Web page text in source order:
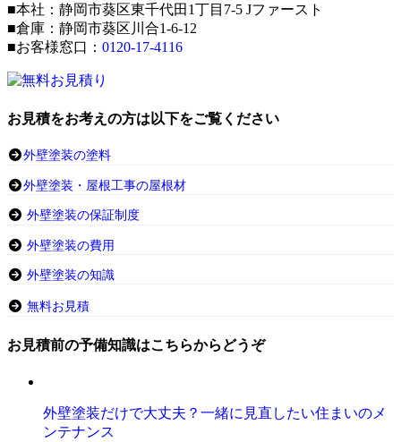
■本社：静岡市葵区東千代田1丁目7-5 Jファースト
■倉庫：静岡市葵区川合1-6-12
■お客様窓口： 0120-17-4116
お見積をお考えの方は以下をご覧ください
外壁塗装の塗料
外壁塗装・屋根工事の屋根材
外壁塗装の保証制度
外壁塗装の費用
外壁塗装の知識
無料お見積
お見積前の予備知識はこちらからどうぞ
外壁塗装だけで大丈夫？一緒に見直したい住まいのメ
ンテナンス